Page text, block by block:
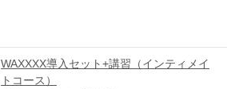
WAXXXX導入セット+講習（インティメイ
トコース）